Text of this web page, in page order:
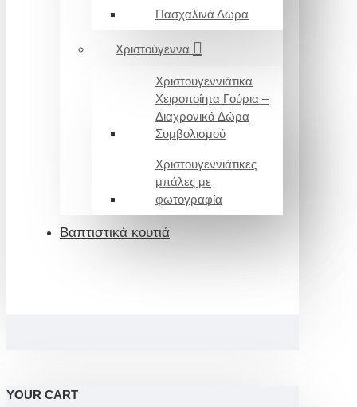
Πασχαλινά Δώρα
Χριστούγεννα
Χριστουγεννιάτικα
Χειροποίητα Γούρια –
Διαχρονικά Δώρα
Συμβολισμού
Χριστουγεννιάτικες
μπάλες με
φωτογραφία
Βαπτιστικά κουτιά
YOUR CART